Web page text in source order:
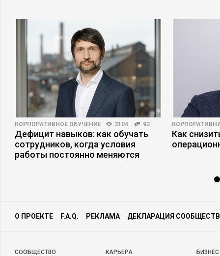
КОРПОРАТИВНОЕ ОБУЧЕНИЕ 3104 93
Дефицит навыков: как обучать
сотрудников, когда условия
работы постоянно меняются
Как
О ПРОЕКТЕ F.A.Q. РЕКЛАМА ДЕКЛАРАЦИЯ
CООБЩЕСТВО КАРЬЕРА